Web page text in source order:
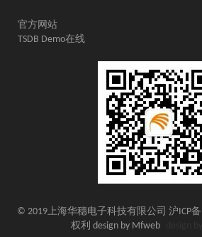
官方网站
TSDB Demo在线
© 2019上海华穗电子科技有限公司 沪ICP
权利 design by Mfweb